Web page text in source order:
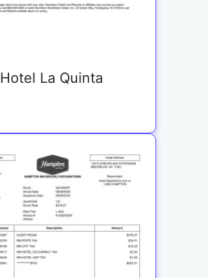
Hotel La Quinta